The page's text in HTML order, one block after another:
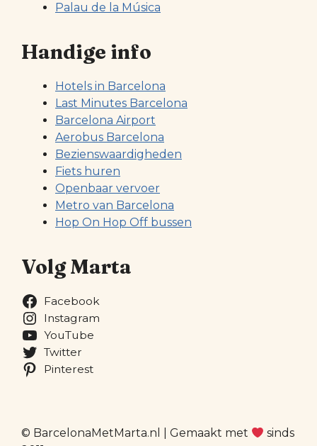
Palau de la Música
Handige info
Hotels in Barcelona
Last Minutes Barcelona
Barcelona Airport
Aerobus Barcelona
Bezienswaardigheden
Fiets huren
Openbaar vervoer
Metro van Barcelona
Hop On Hop Off bussen
Volg Marta
Facebook
Instagram
YouTube
Twitter
Pinterest
© BarcelonaMetMarta.nl | Gemaakt met
sinds